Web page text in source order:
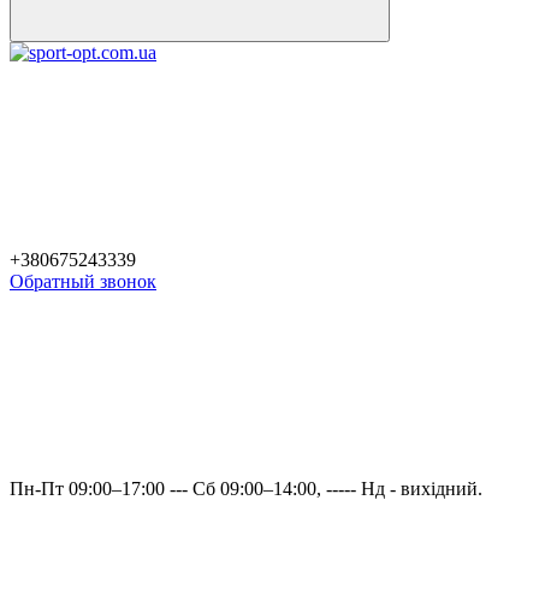
+380675243339
Обратный звонок
Пн-Пт 09:00–17:00 --- Сб 09:00–14:00, ----- Нд - вихідний.